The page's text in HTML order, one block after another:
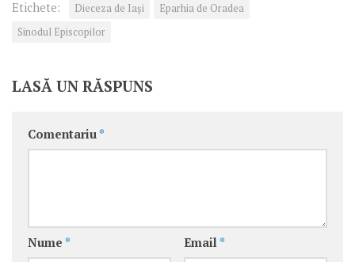
Etichete: Dieceza de Iași
Eparhia de Oradea
Sinodul Episcopilor
LASĂ UN RĂSPUNS
Comentariu *
Nume * Email *